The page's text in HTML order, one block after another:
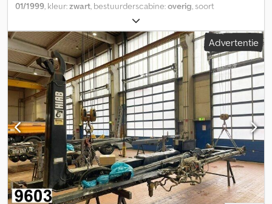
01/1999, kleur:zwart, bestuurderscabine:overig, soort
, Bouwjaar:1999
Opbouw: 19t afzetsysteem met knikarm voor containers tot 5,5 m.
ACCESSOIRE-INFORMATIE ZONDER GARANTIE, wijzigingen,
tussentijdse verkoop en vergissingen voorbehouden! Chedpfxoi
Rp Adj Aa Tea
Advertentie